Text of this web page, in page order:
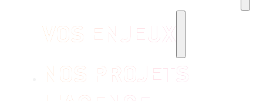
VOS ENJEUX
NOS PROJETS